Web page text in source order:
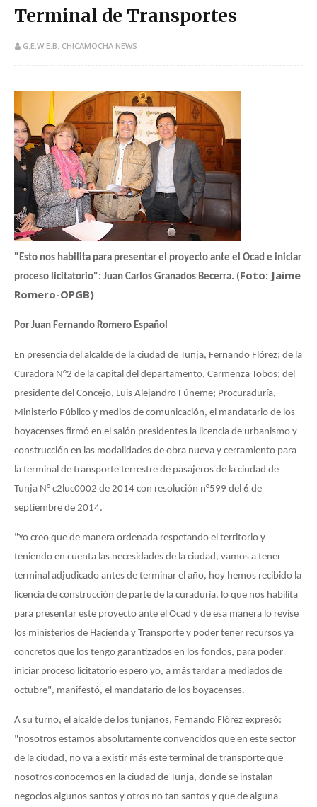
Terminal de Transportes
G.E.W.E.B. CHICAMOCHA NEWS
​"Esto nos habilita para presentar el proyecto ante el Ocad e iniciar
proceso licitatorio": Juan Carlos Granados Becerra. (Foto: Jaime
Romero-OPGB)
Por Juan Fernando Romero Español
En presencia del alcalde de la ciudad de Tunja, Fernando Flórez; de la
Curadora N°2 de la capital del departamento, Carmenza Tobos; del
presidente del Concejo, Luis Alejandro Fúneme; Procuraduría,
Ministerio Público y medios de comunicación, el mandatario de los
boyacenses firmó en el salón presidentes la licencia de urbanismo y
construcción en las modalidades de obra nueva y cerramiento para
la terminal de transporte terrestre de pasajeros de la ciudad de
Tunja N° c2luc0002 de 2014 con resolución n°599 del 6 de
septiembre de 2014.
"Yo creo que de manera ordenada respetando el territorio y
teniendo en cuenta las necesidades de la ciudad, vamos a tener
terminal adjudicado antes de terminar el año, hoy hemos recibido la
licencia de construcción de parte de la curaduría, lo que nos habilita
para presentar este proyecto ante el Ocad y de esa manera lo revise
los ministerios de Hacienda y Transporte y poder tener recursos ya
concretos que los tengo garantizados en los fondos, para poder
iniciar proceso licitatorio espero yo, a más tardar a mediados de
octubre", manifestó, el mandatario de los boyacenses.
A su turno, el alcalde de los tunjanos, Fernando Flórez expresó:
"nosotros estamos absolutamente convencidos que en este sector
de la ciudad, no va a existir más este terminal de transporte que
nosotros conocemos en la ciudad de Tunja, donde se instalan
negocios algunos santos y otros no tan santos y que de alguna